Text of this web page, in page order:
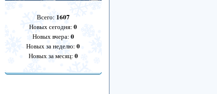
Всего: 1607
Новых сегодня:0
Новых вчера: 0
Новых за неделю:0
Новых за месяц: 0